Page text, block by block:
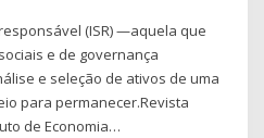
(ISR) —aquela que
e de governança
e seleção de ativos de uma
para permanecer.Revista
de Economia…